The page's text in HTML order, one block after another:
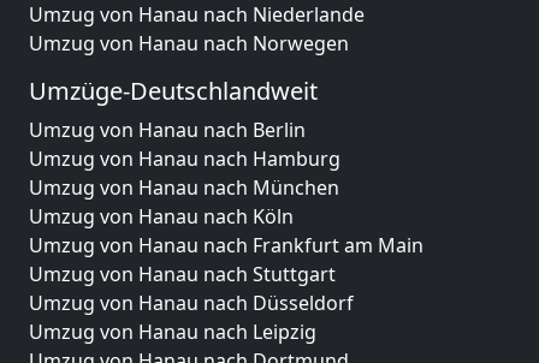
Umzug von Hanau nach Niederlande
Umzug von Hanau nach Norwegen
Umzüge-Deutschlandweit
Umzug von Hanau nach Berlin
Umzug von Hanau nach Hamburg
Umzug von Hanau nach München
Umzug von Hanau nach Köln
Umzug von Hanau nach Frankfurt am Main
Umzug von Hanau nach Stuttgart
Umzug von Hanau nach Düsseldorf
Umzug von Hanau nach Leipzig